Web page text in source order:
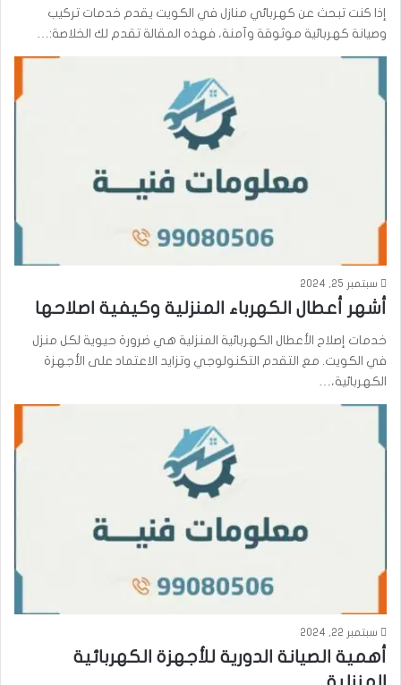
إذا كنت تبحث عن كهربائي منازل في الكويت يقدم خدمات تركيب
وصيانة كهربائية موثوقة وآمنة، فهذه المقالة تقدم لك الخلاصة:…
سبتمبر 25, 2024
أشهر أعطال الكهرباء المنزلية وكيفية اصلاحها
خدمات إصلاح الأعطال الكهربائية المنزلية هي ضرورة حيوية لكل منزل
في الكويت. مع التقدم التكنولوجي وتزايد الاعتماد على الأجهزة
الكهربائية،…
سبتمبر 22, 2024
أهمية الصيانة الدورية للأجهزة الكهربائية